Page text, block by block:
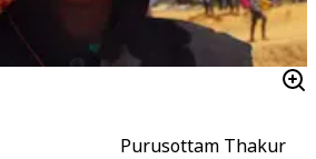
Purusottam Thakur